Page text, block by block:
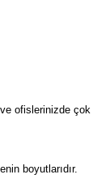
ofislerinizde
boyutlarıdır.